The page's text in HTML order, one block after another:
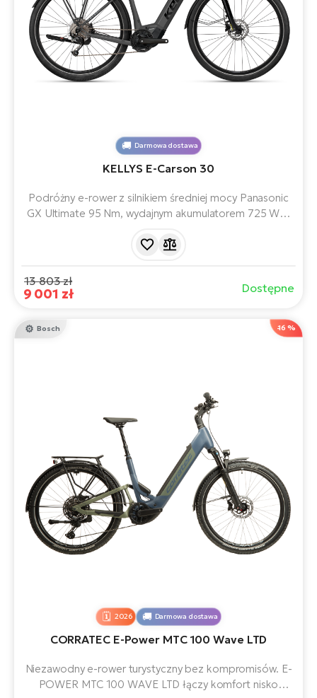
Darmowa dostawa
KELLYS E-Carson 30
Podróżny e-rower z silnikiem średniej mocy Panasonic
GX Ultimate 95 Nm, wydajnym akumulatorem 725 Wh i
wygodnych 28-calowych kołach, z zasięgiem do 180 km.
13 803 zł
9 001 zł Dostępne
-16 %
Bosch
2026 Darmowa dostawa
CORRATEC E-Power MTC 100 Wave LTD
Niezawodny e-rower turystyczny bez kompromisów. E-
POWER MTC 100 WAVE LTD łączy komfort nisko